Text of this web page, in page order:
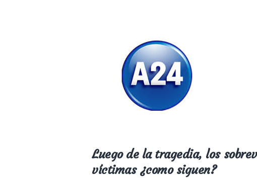
Luego de la tragedia, los
víctimas ¿como siguen?